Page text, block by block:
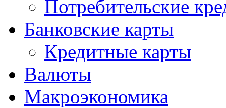
Потребительские
Банковские карты
Кредитные карты
Валюты
Макроэкономика